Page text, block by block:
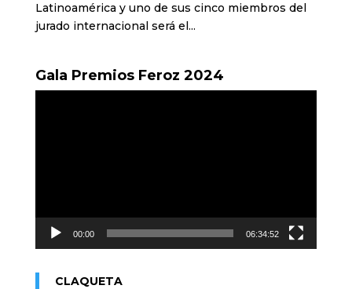
Latinoamérica y uno de sus cinco miembros del
jurado internacional será el...
Gala Premios Feroz 2024
00:00 06:34:52
CLAQUETA